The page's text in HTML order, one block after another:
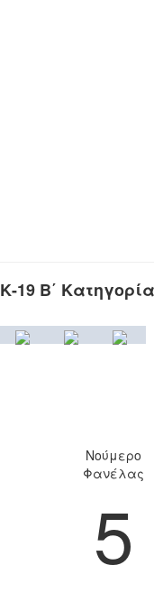
19 Β΄
Νούμερο
Φανέλας
5